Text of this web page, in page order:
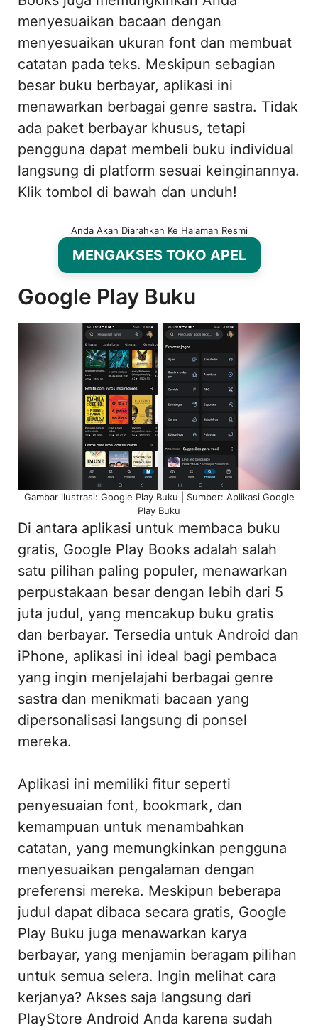
menyesuaikan bacaan dengan
menyesuaikan ukuran font dan membuat
catatan pada teks. Meskipun sebagian
besar buku berbayar, aplikasi ini
menawarkan berbagai genre sastra. Tidak
ada paket berbayar khusus, tetapi
pengguna dapat membeli buku individual
langsung di platform sesuai keinginannya.
Klik tombol di bawah dan unduh!
Anda Akan Diarahkan Ke Halaman Resmi
MENGAKSES TOKO APEL
Google Play Buku
Gambar ilustrasi: Google Play Buku | Sumber: Aplikasi Google
Play Buku
Di antara aplikasi untuk membaca buku
gratis, Google Play Books adalah salah
satu pilihan paling populer, menawarkan
perpustakaan besar dengan lebih dari 5
juta judul, yang mencakup buku gratis
dan berbayar. Tersedia untuk Android dan
iPhone, aplikasi ini ideal bagi pembaca
yang ingin menjelajahi berbagai genre
sastra dan menikmati bacaan yang
dipersonalisasi langsung di ponsel
mereka.
Aplikasi ini memiliki fitur seperti
penyesuaian font, bookmark, dan
kemampuan untuk menambahkan
catatan, yang memungkinkan pengguna
menyesuaikan pengalaman dengan
preferensi mereka. Meskipun beberapa
judul dapat dibaca secara gratis, Google
Play Buku juga menawarkan karya
berbayar, yang menjamin beragam pilihan
untuk semua selera. Ingin melihat cara
kerjanya? Akses saja langsung dari
PlayStore Android Anda karena sudah